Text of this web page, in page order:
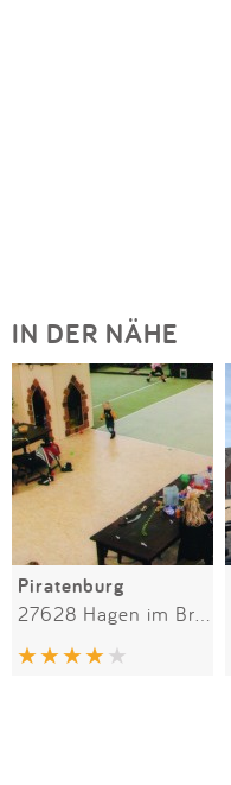
IN DER NÄHE
Piratenburg